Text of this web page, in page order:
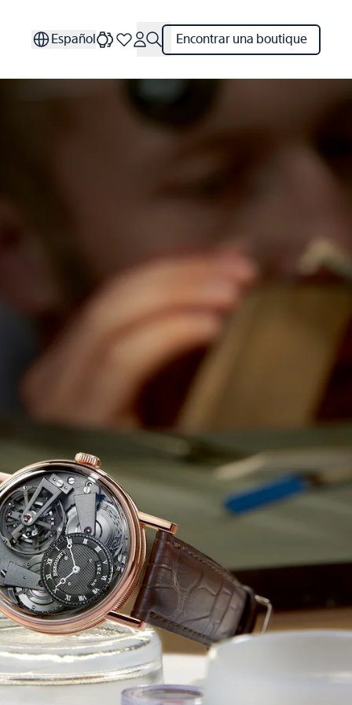
Español Encontrar una boutique